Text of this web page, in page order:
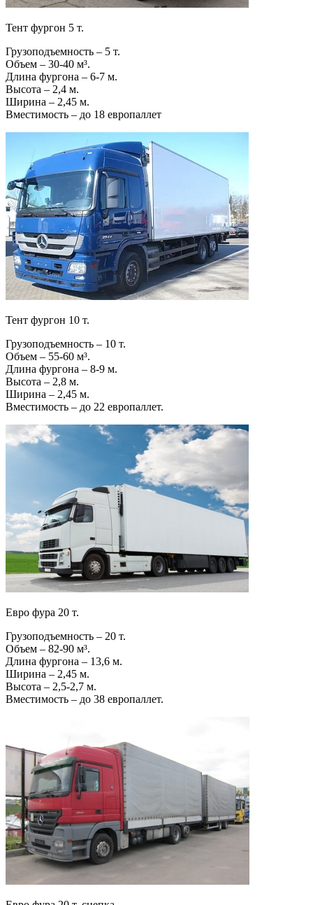
Тент фургон 5 т.
Грузоподъемность – 5 т.
Объем – 30-40 м³.
Длина фургона – 6-7 м.
Высота – 2,4 м.
Ширина – 2,45 м.
Вместимость – до 18 европаллет
Тент фургон 10 т.
Грузоподъемность – 10 т.
Объем – 55-60 м³.
Длина фургона – 8-9 м.
Высота – 2,8 м.
Ширина – 2,45 м.
Вместимость – до 22 европаллет.
Евро фура 20 т.
Грузоподъемность – 20 т.
Объем – 82-90 м³.
Длина фургона – 13,6 м.
Ширина – 2,45 м.
Высота – 2,5-2,7 м.
Вместимость – до 38 европаллет.